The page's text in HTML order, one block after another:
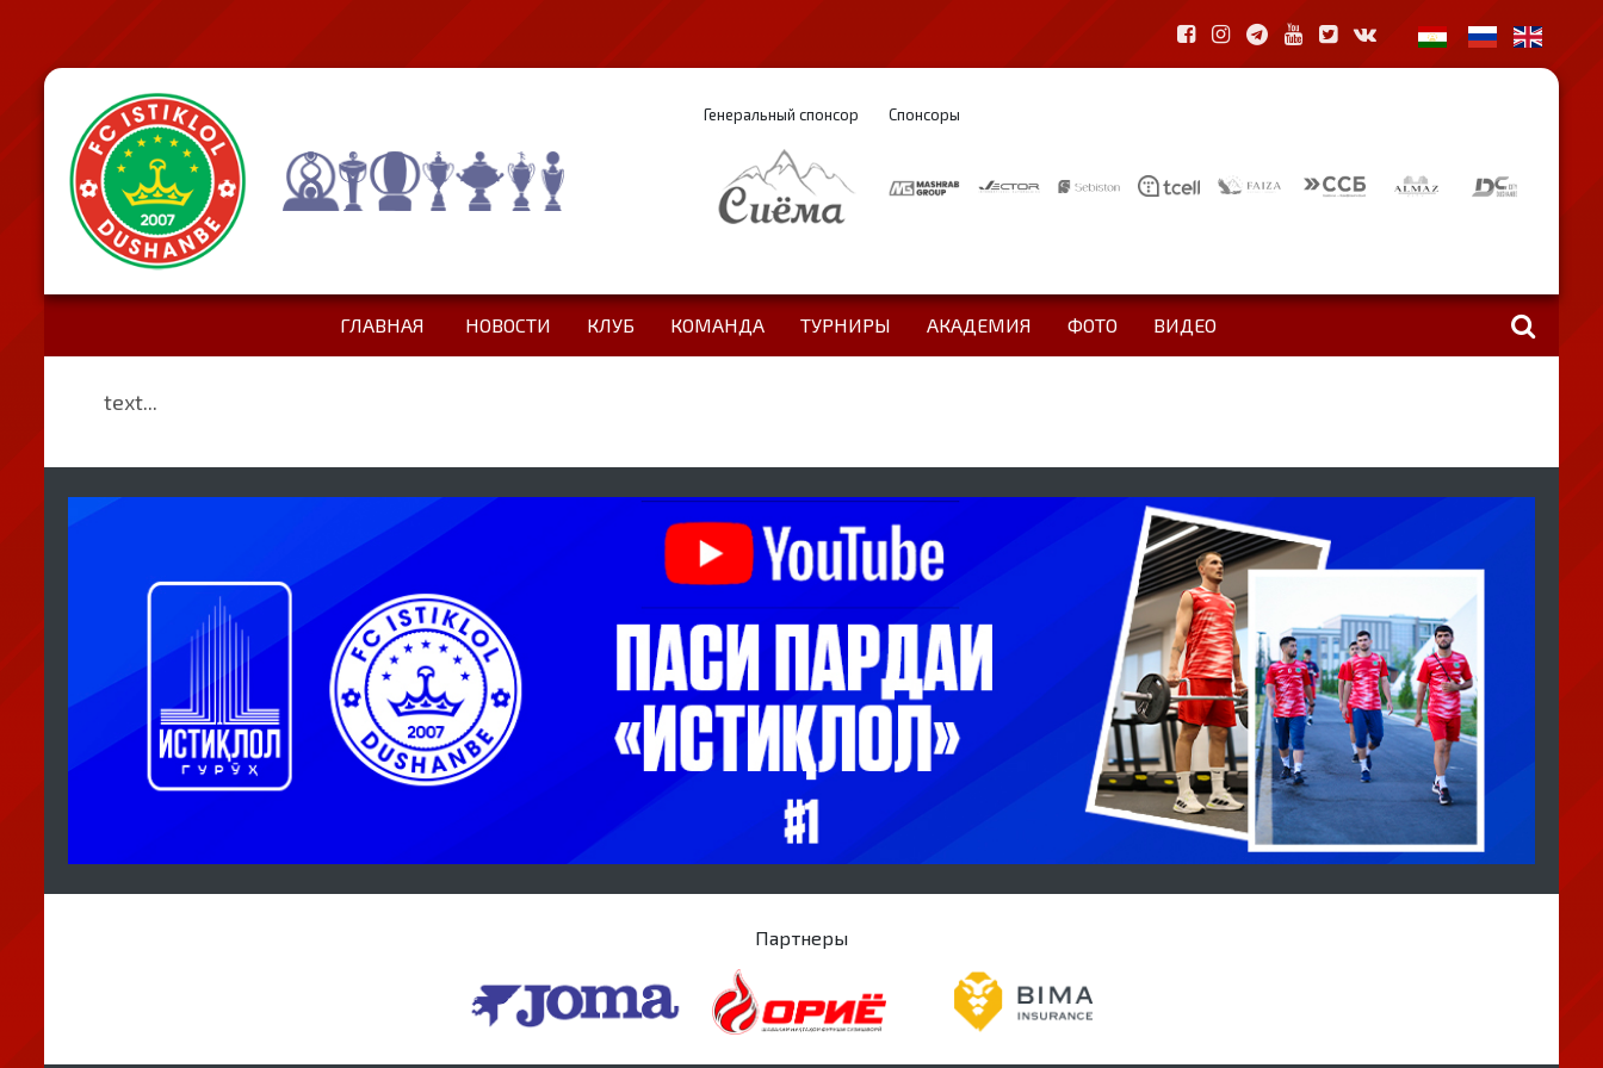
Генеральный спонсор Спонсоры
ГЛАВНАЯ НОВОСТИ КЛУБ КОМАНДА ТУРНИРЫ АКАДЕМИЯ ФОТО ВИДЕО
text...
Партнеры